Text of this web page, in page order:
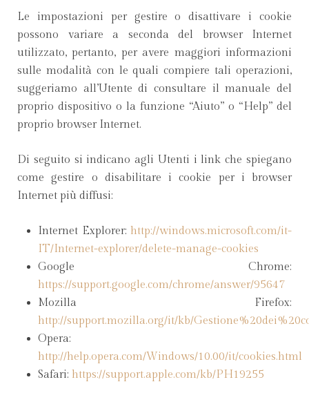
Le impostazioni per gestire o disattivare i cookie
possono variare a seconda del browser Internet
utilizzato, pertanto, per avere maggiori informazioni
sulle modalità con le quali compiere tali operazioni,
suggeriamo all’Utente di consultare il manuale del
proprio dispositivo o la funzione “Aiuto” o “Help” del
proprio browser Internet.
Di seguito si indicano agli Utenti i link che spiegano
come gestire o disabilitare i cookie per i browser
Internet più diffusi:
Internet Explorer: http://windows.microsoft.com/it-
IT/Internet-explorer/delete-manage-cookies
Google Chrome:
https://support.google.com/chrome/answer/95647
Mozilla Firefox:
http://support.mozilla.org/it/kb/
Opera:
http://help.opera.com/Windows/10.00/it/cookies.html
Safari: https://support.apple.com/kb/PH19255